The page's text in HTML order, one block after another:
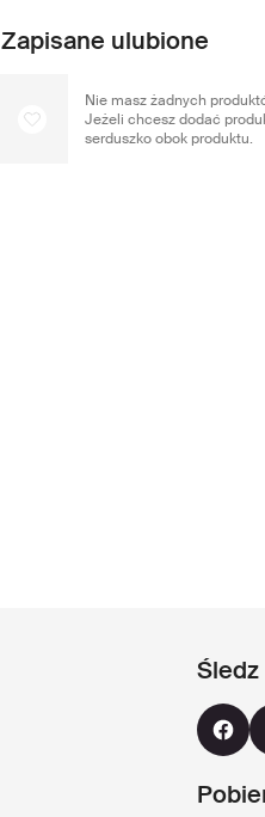
Zapisane ulubione
Nie masz żadnych
Jeżeli chcesz dodać
serduszko obok produktu.
Śledz